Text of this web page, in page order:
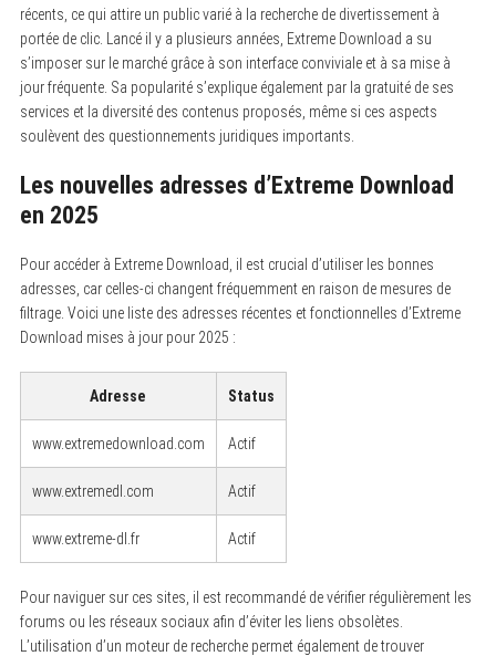
récents, ce qui attire un public varié à la recherche de divertissement à
portée de clic. Lancé il y a plusieurs années, Extreme Download a su
s’imposer sur le marché grâce à son interface conviviale et à sa mise à
jour fréquente. Sa popularité s’explique également par la gratuité de ses
services et la diversité des contenus proposés, même si ces aspects
soulèvent des questionnements juridiques importants.
Les nouvelles adresses d’Extreme Download
en 2025
Pour accéder à Extreme Download, il est crucial d’utiliser les bonnes
adresses, car celles-ci changent fréquemment en raison de mesures de
filtrage. Voici une liste des adresses récentes et fonctionnelles d’Extreme
Download mises à jour pour 2025 :
Adresse Status
www.extremedownload.com Actif
www.extremedl.com Actif
www.extreme-dl.fr Actif
Pour naviguer sur ces sites, il est recommandé de vérifier régulièrement les
forums ou les réseaux sociaux afin d’éviter les liens obsolètes.
L’utilisation d’un moteur de recherche permet également de trouver